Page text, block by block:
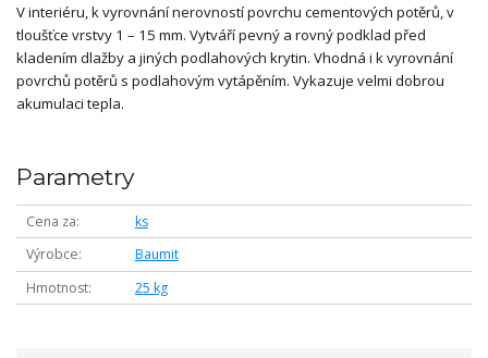
V interiéru, k vyrovnání nerovností povrchu cementových potěrů, v
tloušťce vrstvy 1 – 15 mm. Vytváří pevný a rovný podklad před
kladením dlažby a jiných podlahových krytin. Vhodná i k vyrovnání
povrchů potěrů s podlahovým vytápěním. Vykazuje velmi dobrou
akumulaci tepla.
Parametry
Cena za
ks
Výrobce
Baumit
Hmotnost
25 kg